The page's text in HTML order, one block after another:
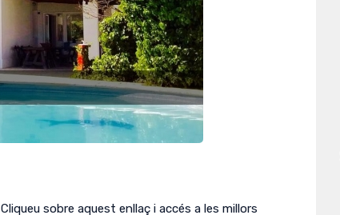
Cliqueu sobre aquest enllaç i accés a les millors